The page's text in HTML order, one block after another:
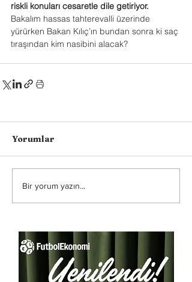
riskli konuları cesaretle dile getiriyor.
Bakalım hassas tahterevalli üzerinde
yürürken Bakan Kılıç’ın bundan sonra ki saç
tıraşından kim nasibini alacak?
Yorumlar
Bir yorum yazın...